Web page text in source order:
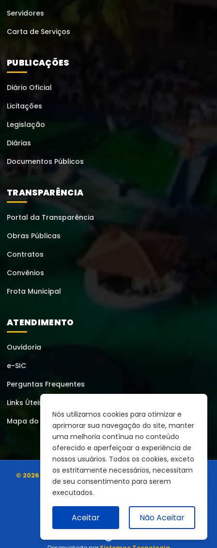
Nós utilizamos cookies para otimizar e
aprimorar sua navegação do site, manter
uma melhoria contínua no conteúdo
oferecido e aperfeiçoar a experiência de
nossos usuários. Todos os cookies, exceto
os estritamente necessários, necessitam
de seu consentimento para serem
executados.
Aceitar Não Aceitar
Servidores
Carta de Serviços
PUBLICAÇÕES
Diário Oficial
Licitações
Legislação
Diárias
Documentos Públicos
TRANSPARÊNCIA
Portal da Transparência
Obras Públicas
Contratos
Convênios
Frota Municipal
ATENDIMENTO
Ouvidoria
e-SIC
Perguntas Frequentes
Links Úteis
Mapa do Site
© 2026 | Prefeitura Municipal de MontezumaTodos os
direitos reservados.